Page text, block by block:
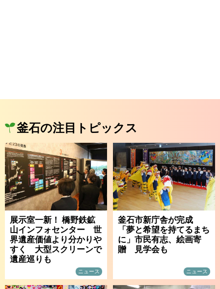
釜石の注目トピックス
展示室一新！ 橋野鉄鉱
山インフォセンター 世
界遺産価値より分かりや
すく 大型スクリーンで
遺産巡りも
ニュース
釜石市新庁舎が完成
「夢と希望を持てるまち
に」市民有志、絵画寄
贈 見学会も
ニュース